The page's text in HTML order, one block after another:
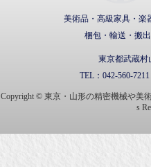
美術品・高級家具・楽
梱包・輸送・搬
東京都武蔵村
TEL： 042-560-7211
Copyright © 東京・山形の精密機械や美
s